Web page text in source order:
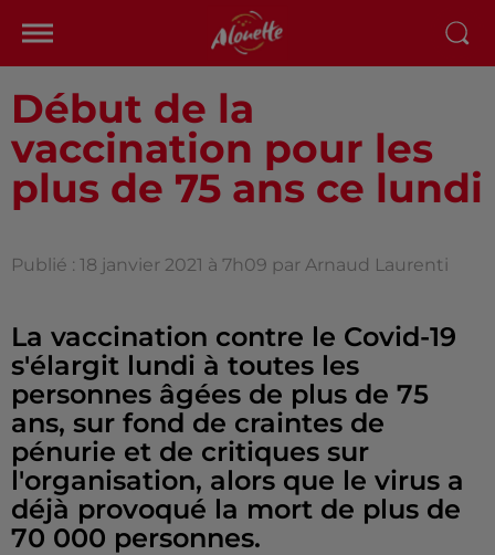
Début de la
vaccination pour les
plus de 75 ans ce lundi
Publié : 18 janvier 2021 à 7h09 par Arnaud Laurenti
La vaccination contre le Covid-19
s'élargit lundi à toutes les
personnes âgées de plus de 75
ans, sur fond de craintes de
pénurie et de critiques sur
l'organisation, alors que le virus a
déjà provoqué la mort de plus de
70 000 personnes.